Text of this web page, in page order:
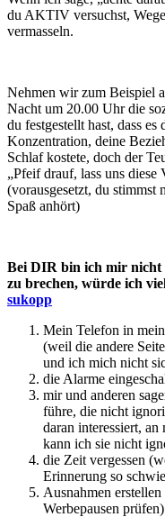
du AKTIV versuchst,
vermasseln.
Nehmen wir zum Beispiel
Nacht um 20.00 Uhr die
du festgestellt hast, dass
Konzentration, deine
Schlaf kostete, doch der
„Pfeif drauf, lass uns
(vorausgesetzt, du stimmst
Spaß anhört)
Bei DIR bin ich mir nicht
zu brechen, würde ich
sukopp
Mein Telefon in
(weil die andere
und ich mich nicht
die Alarme
mir und anderen
führe, die nicht
daran interessiert,
kann ich sie nicht
die Zeit vergessen
Erinnerung so
Ausnahmen
Werbepausen prüfen)